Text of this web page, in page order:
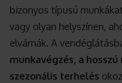
bizonyos típusú
vagy olyan helyszínen,
elvárnák. A
munkavégzés, a hosszú
szezonális terhelés